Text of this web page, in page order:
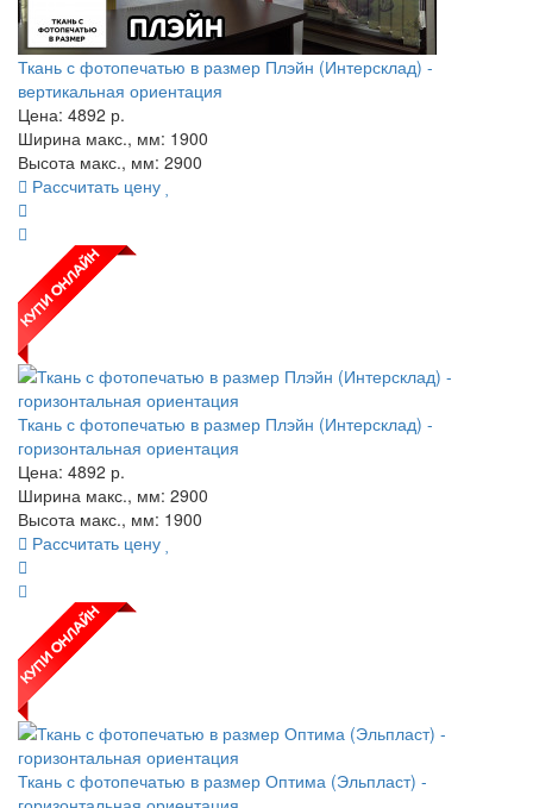
Ткань с фотопечатью в размер Плэйн (Интерсклад) -
вертикальная ориентация
Цена: 4892 р.
Ширина макс., мм: 1900
Высота макс., мм: 2900
Рассчитать цену
Ткань с фотопечатью в размер Плэйн (Интерсклад) -
горизонтальная ориентация
Цена: 4892 р.
Ширина макс., мм: 2900
Высота макс., мм: 1900
Рассчитать цену
Ткань с фотопечатью в размер Оптима (Эльпласт) -